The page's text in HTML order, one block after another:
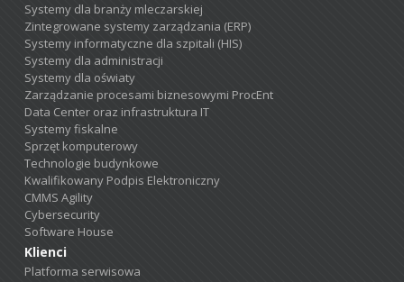
Systemy dla branży mleczarskiej
Zintegrowane systemy zarządzania (ERP)
Systemy informatyczne dla szpitali (HIS)
Systemy dla administracji
Systemy dla oświaty
Zarządzanie procesami biznesowymi ProcEnt
Data Center oraz infrastruktura IT
Systemy fiskalne
Sprzęt komputerowy
Technologie budynkowe
Kwalifikowany Podpis Elektroniczny
CMMS Agility
Cybersecurity
Software House
Klienci
Platforma serwisowa